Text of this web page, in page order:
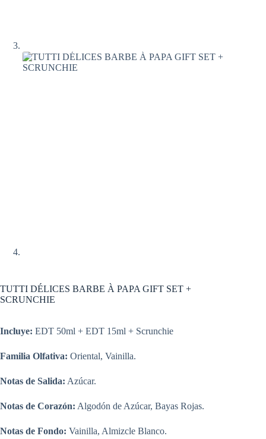
TUTTI DÉLICES BARBE À PAPA GIFT SET +
SCRUNCHIE
Incluye: EDT 50ml + EDT 15ml + Scrunchie
Familia Olfativa: Oriental, Vainilla.
Notas de Salida: Azúcar.
Notas de Corazón: Algodón de Azúcar, Bayas Rojas.
Notas de Fondo: Vainilla, Almizcle Blanco.